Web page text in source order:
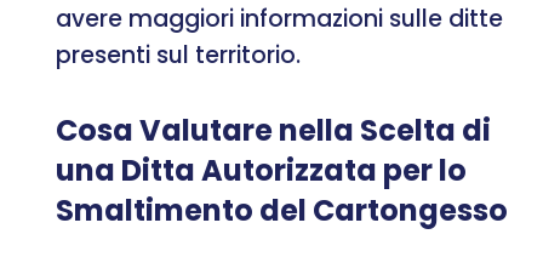
avere maggiori informazioni sulle ditte
presenti sul territorio.
Cosa Valutare nella Scelta di
una Ditta Autorizzata per lo
Smaltimento del Cartongesso